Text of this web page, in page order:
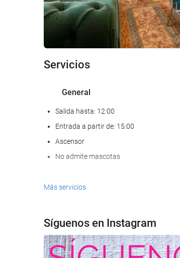
Servicios
General
Salida hasta: 12:00
Entrada a partir de: 15:00
Ascensor
No admite mascotas
Comida y bebida
Servicio de limpieza
Servicio de lavandería
Más servicios
Síguenos en Instagram